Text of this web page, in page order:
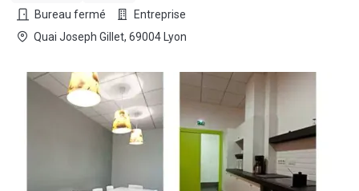
Bureau fermé
Entreprise
Quai Joseph Gillet, 69004 Lyon